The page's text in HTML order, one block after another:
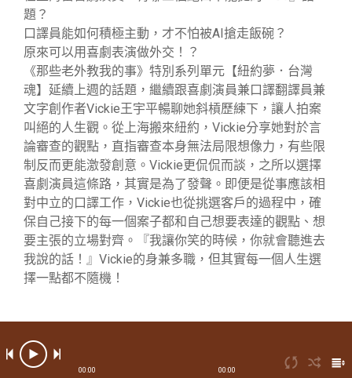
00:00 00:00
題？
口譯員能如何積極主動，才不怕被AI搶走飯碗？
原來可以用喜劇表演做外交！？
《那些老外教我的事》特別系列單元【紐約夢．台灣
魂】延續上週的話題，繼續跟喜劇演員兼口譯翻譯員兼
文字創作者Vickie王宇平暢聊她斜槓歷練下，讓人拍案
叫絕的人生觀。從上海搬來紐約，Vickie分享她對於言
論審查的觀點，直指審查本身無法局限想像力，有些限
制反而更能激發創意。Vickie更侃侃而談，之所以選擇
喜劇演員這條路，其實是為了發聲。即便是從事應該相
對中立的口譯工作，Vickie也從挑選客戶的過程中，確
保自己接下的每一個案子都和自己想要表達的觀點、想
要主張的立場對齊。『我讓你笑的時候，你就會聽進去
我說的話！』Vickie的身兼多職，但其實每一個人生選
擇一點都不隨機！